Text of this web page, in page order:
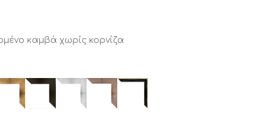
καμβά χωρίς κορνίζα